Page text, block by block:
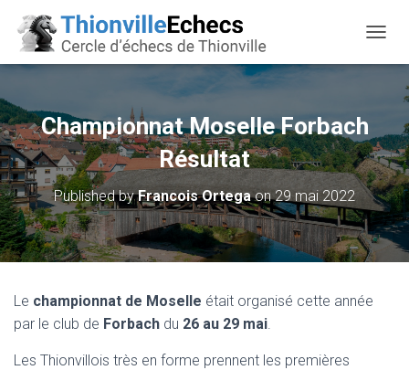
Championnat Moselle Forbach
Résultat
Published byFrancois Ortegaon29 mai 2022
Le championnat de Moselle était organisé cette année
par le club de Forbach du 26 au 29 mai.
Les Thionvillois très en forme prennent les premières